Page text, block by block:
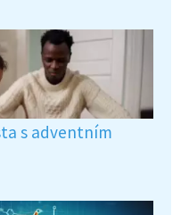
s adventním